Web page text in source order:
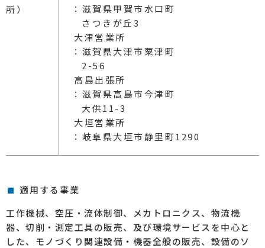
所）
：滋賀県甲賀市水口町
さつきが丘3
大津営業所
：滋賀県大津市粟津町
2-56
高島出張所
：滋賀県高島市今津町
大供11-3
大垣営業所
：岐阜県大垣市静里町1290
適用する事業
工作機械、空圧・流体制御、メカトロニクス、物流機
器、切削・測定工具の販売、及び環境サービスを中心と
した、モノづくり関連設備・機器全般の販売、設備のソ